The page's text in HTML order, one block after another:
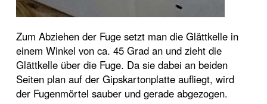
Zum Abziehen der Fuge setzt man die Glättkelle in
einem Winkel von ca. 45 Grad an und zieht die
Glättkelle über die Fuge. Da sie dabei an beiden
Seiten plan auf der Gipskartonplatte aufliegt, wird
der Fugenmörtel sauber und gerade abgezogen.